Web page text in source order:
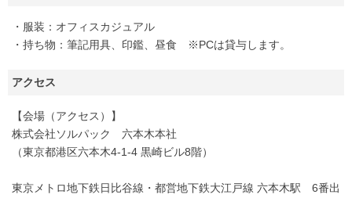
・服装：オフィスカジュアル
・持ち物：筆記用具、印鑑、昼食 ※PCは貸与します。
アクセス
【会場（アクセス）】
株式会社ソルパック 六本木本社
（東京都港区六本木4-1-4 黒崎ビル8階）
東京メトロ地下鉄日比谷線・都営地下鉄大江戸線 六本木駅 6番出